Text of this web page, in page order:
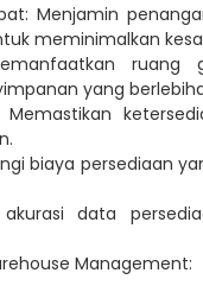
Menjamin
meminimalkan
yang
Memastikan
biaya persediaan
akurasi data
Management: